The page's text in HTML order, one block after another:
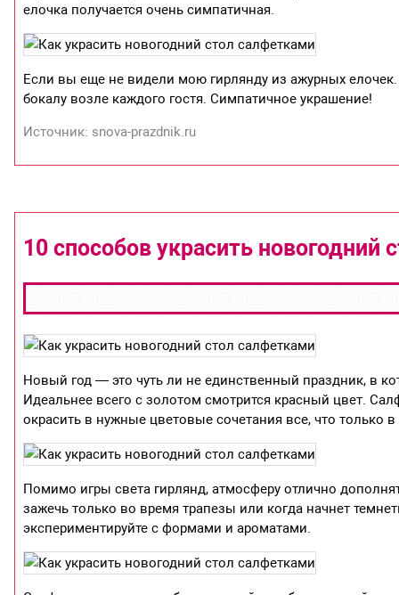
елочка получается очень симпатичная.
Если вы еще не видели мою гирлянду из ажурных
бокалу возле каждого гостя. Симпатичное украшение!
Источник: snova-prazdnik.ru
10 способов украсить новогодний
Новый год — это чуть ли не единственный праздник, в
Идеальнее всего с золотом смотрится красный цвет.
окрасить в нужные цветовые сочетания все, что только в
Помимо игры света гирлянд, атмосферу отлично
зажечь только во время трапезы или когда начнет
экспериментируйте с формами и ароматами.